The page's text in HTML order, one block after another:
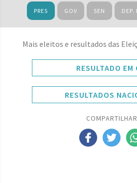
PRES GOV SEN DEP.
Mais eleitos e resultados das
RESULTADO EM
RESULTADOS
COMPARTILHAR